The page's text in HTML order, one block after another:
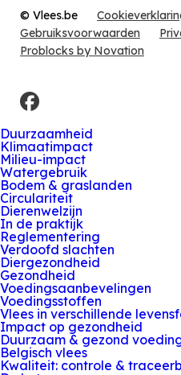
© Vlees.be
Gebruiksvoorwaarden
Problocks by Novation
Facebook
Duurzaamheid
Klimaatimpact
Milieu-impact
Watergebruik
Bodem & graslanden
Circulariteit
Dierenwelzijn
In de praktijk
Reglementering
Verdoofd slachten
Diergezondheid
Gezondheid
Voedingsaanbevelingen
Voedingsstoffen
Vlees in verschillende
Impact op gezondheid
Duurzaam & gezond
Belgisch vlees
Kwaliteit: controle &